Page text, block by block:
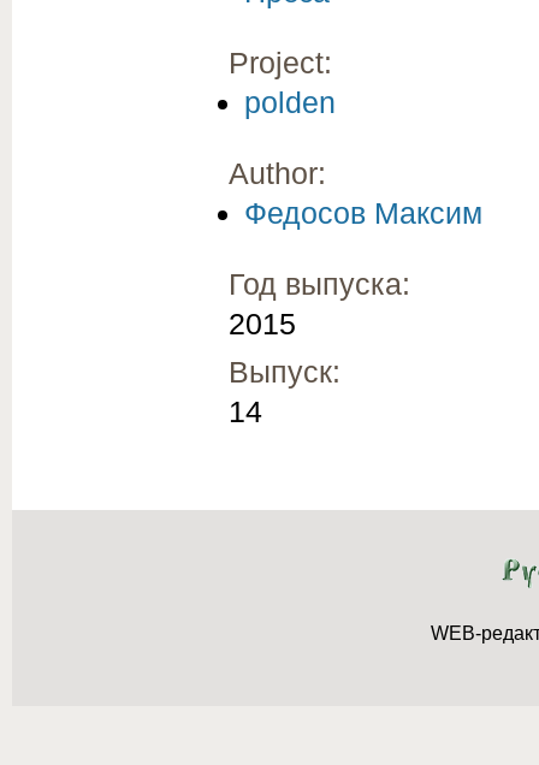
Project:
polden
Author:
Федосов Максим
Год выпуска:
2015
Выпуск:
14
WEB-